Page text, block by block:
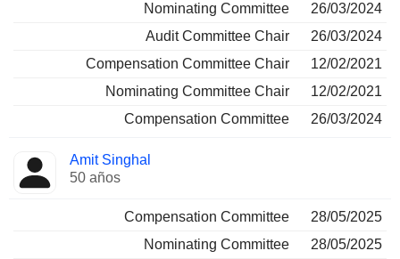
Nominating Committee
26/03/2024
Audit Committee Chair
26/03/2024
Compensation Committee Chair
12/02/2021
Nominating Committee Chair
12/02/2021
Compensation Committee
26/03/2024
Amit Singhal
50 años
Compensation Committee
28/05/2025
Nominating Committee
28/05/2025